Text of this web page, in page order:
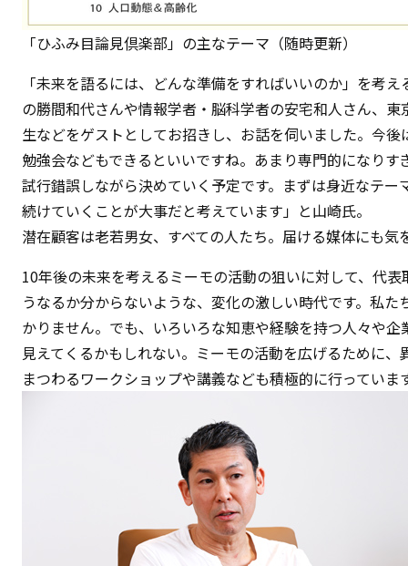
「ひふみ目論見倶楽部」の主なテーマ（随時更新）
「未来を語るには、どんな準備をすればいいのか」を考
の勝間和代さんや情報学者・脳科学者の安宅和人さん、
生などをゲストとしてお招きし、お話を伺いました。今
勉強会などもできるといいですね。あまり専門的になり
試行錯誤しながら決めていく予定です。まずは身近なテ
続けていくことが大事だと考えています」と山崎氏。
潜在顧客は老若男女、すべての人たち。届ける媒体にも気
10年後の未来を考えるミーモの活動の狙いに対して、代
うなるか分からないような、変化の激しい時代です。私
かりません。でも、いろいろな知恵や経験を持つ人々や
見えてくるかもしれない。ミーモの活動を広げるために
まつわるワークショップや講義なども積極的に行っていま